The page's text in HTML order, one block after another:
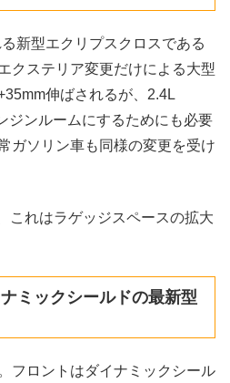
新型エクリプスクロスである
クステリア変更だけによる大型
伸ばされるが、2.4L
ジンルームにするためにも必要
ガソリン車も同様の変更を受け
これはラゲッジスペースの拡大
ミックシールドの最新型
フロントはダイナミックシール